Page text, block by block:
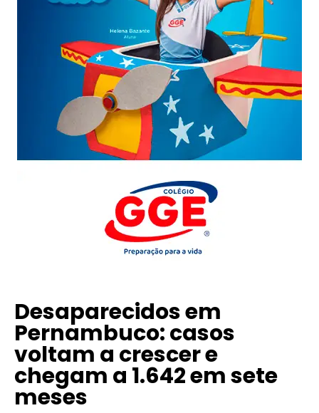
Desaparecidos em
Pernambuco: casos
voltam a crescer e
chegam a 1.642 em sete
meses